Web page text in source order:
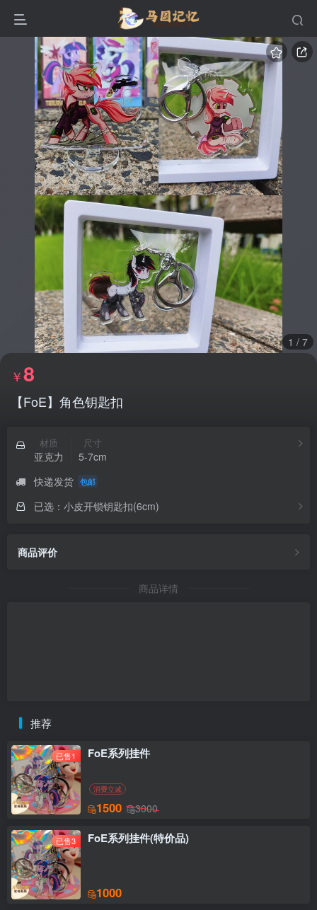
1 / 7
【FoE】角色钥匙扣
￥8
材质
亚克力
尺寸
5-7cm
快递发货 包邮
已选：小皮开锁钥匙扣(6cm)
商品评价
商品详情
推荐
已售1 FoE系列挂件
消费立减
1500 3000
已售3 FoE系列挂件(特价品)
1000